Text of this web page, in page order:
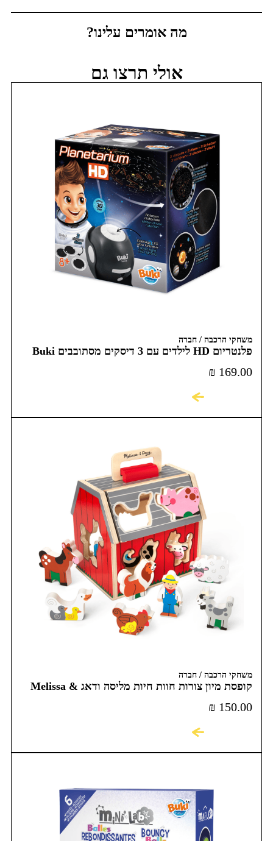
מה אומרים עלינו?
אולי תרצו גם
משחקי הרכבה / חברה
פלנטריום HD לילדים עם 3 דיסקים מסתובבים Buki
₪ 169.00
משחקי הרכבה / חברה
קופסת מיון צורות חוות חיות מליסה ודאג Melissa &
₪ 150.00